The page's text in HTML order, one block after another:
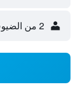
2 من الضيوف، غرفة واحدة